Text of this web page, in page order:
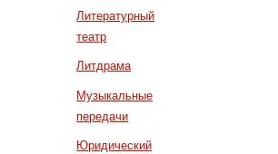
Литературный
театр
Литдрама
Музыкальные
передачи
Юридический